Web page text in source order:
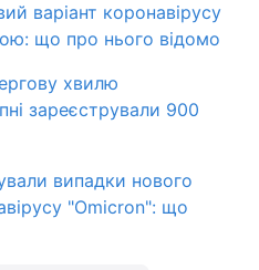
варіант коронавірусу
що про нього відомо
хвилю
зареєстрували 900
випадки нового
"Omicron": що